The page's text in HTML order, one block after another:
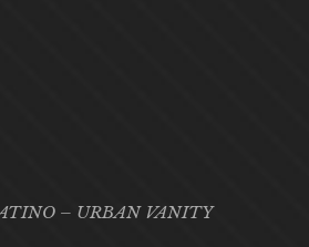
– URBAN VANITY